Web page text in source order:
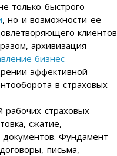
только быстрого
, но и возможности ее
клиентов
архивизация
бизнес-
эффективной
в страховых
страховых
сжатие,
Фундамент
письма,